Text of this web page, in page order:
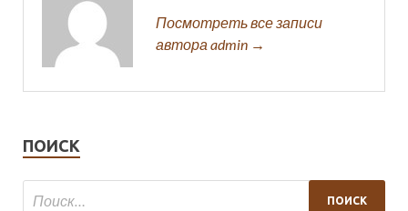
Посмотреть все записи
автора admin →
ПОИСК